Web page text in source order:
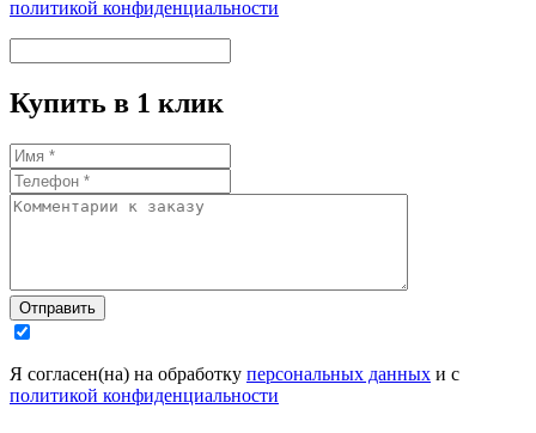
политикой конфиденциальности
Купить в 1 клик
Отправить
Я согласен(на) на обработку персональных данных и с
политикой конфиденциальности